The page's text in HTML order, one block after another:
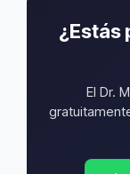
¿Estás
El Dr.